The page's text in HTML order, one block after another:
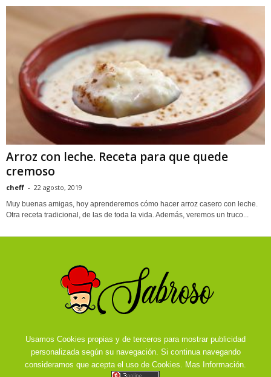
Arroz con leche. Receta para que quede
cremoso
cheff - 22 agosto, 2019
Muy buenas amigas, hoy aprenderemos cómo hacer arroz casero con leche.
Otra receta tradicional, de las de toda la vida. Además, veremos un truco...
Usamos Cookies propias y de terceros para mostrar publicidad
personalizada según su navegación. Si continua navegando
consideramos que acepta el uso de Cookies. Mas Información.